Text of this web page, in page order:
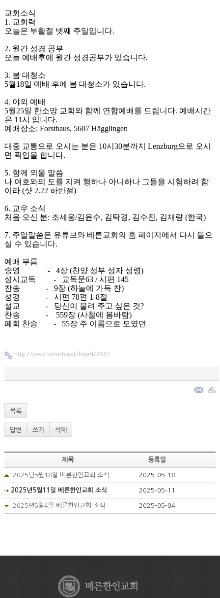
교회소식
1. 교회력
오늘은 부활절 넷째 주일입니다.
2. 월간 성경 공부
오늘 예배후에 월간 성경공부가 있습니다.
3. 봄 대청소
5월18일 예배 후에 봄 대청소가 있습니다.
4. 야외 예배
5월25일 한소망 교회와 함께 연합예배를 드립니다. 예배시간
은 11시 입니다.
예배장소: Forsthaus, 5607 Hägglingen
대중 교통으로 오시는 분은 10시 30분까지 Lenzburg으로 오시
면 픽업을 합니다.
5. 함께 외울 말씀
나 여호와의 도를 지켜 행하나 아니하나 그들을 시험하려 함
이라(샷2.22 하반절)
6. 교우 소식
처음 오신 분: 조세웅/김윤수, 김탁경, 김수진, 김재량(한국)
7. 주일말씀은 유튜브와 베른교회의 홈 페이지에서 다시 들으
실 수 있습니다.
예배 부름
송영
- 4장(찬양 성부 성자 성령)
성시교독 - 교독문63 /시편 145
찬송 - 9장(하늘에 가득 찬)
성경
- 시편 78편 1-8절
설교
- 당신이 물려 주고 싶은 것?
찬송 - 559장(사철에 봄바람)
폐회 찬송 - 55장 주 이름으로 모였던
http://www.bernch.net/board/3937
목록
답변 쓰기 삭제
제목 등록일
2025년5월18일 베른한인교회 소식 2025-05-18
2025년5월11일 베른한인교회 소식 2025-05-11
2025년5월4일 베른한인교회 소식 2025-05-04